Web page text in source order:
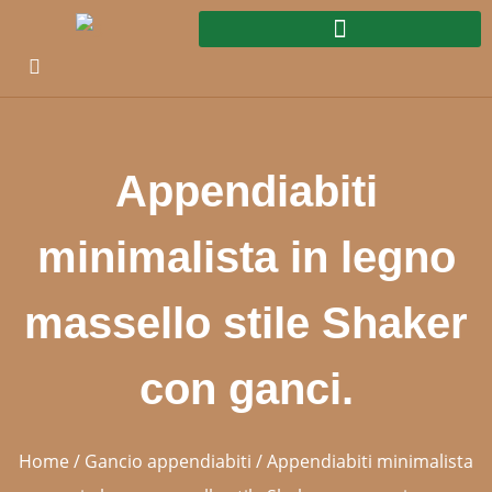
Appendiabiti
minimalista in legno
massello stile Shaker
con ganci.
Home / Gancio appendiabiti / Appendiabiti minimalista